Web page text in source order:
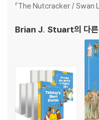
『The Nutcracker / Swan
Brian J. Stuart의 다